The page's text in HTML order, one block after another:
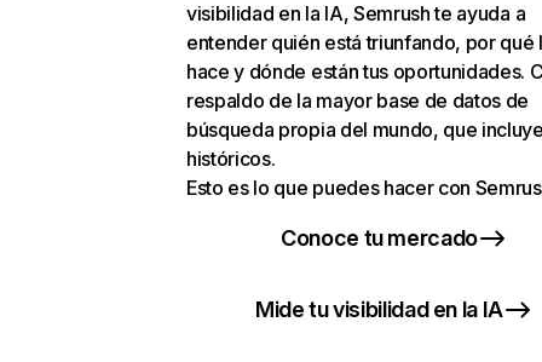
visibilidad en la IA, Semrush te ayuda a
entender quién está triunfando, por qué
hace y dónde están tus oportunidades.
respaldo de la mayor base de datos de
búsqueda propia del mundo, que
históricos.
Esto es lo que puedes hacer con
Conoce tu mercado
Mide tu visibilidad en la IA